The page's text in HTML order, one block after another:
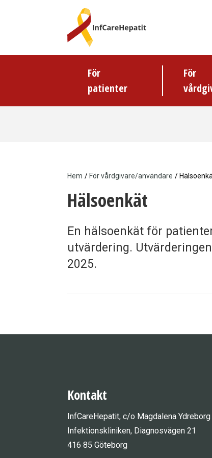
Huvudmeny
För
patienter
För
Länkstig
Hem / För vårdgivare/användare /
Hälsoenkät
En hälsoenkät för
utvärdering.
2025.
Kontakt
InfCareHepatit, c/o Magdalena Ydreborg
Infektionskliniken, Diagnosvägen 21
416 85 Göteborg